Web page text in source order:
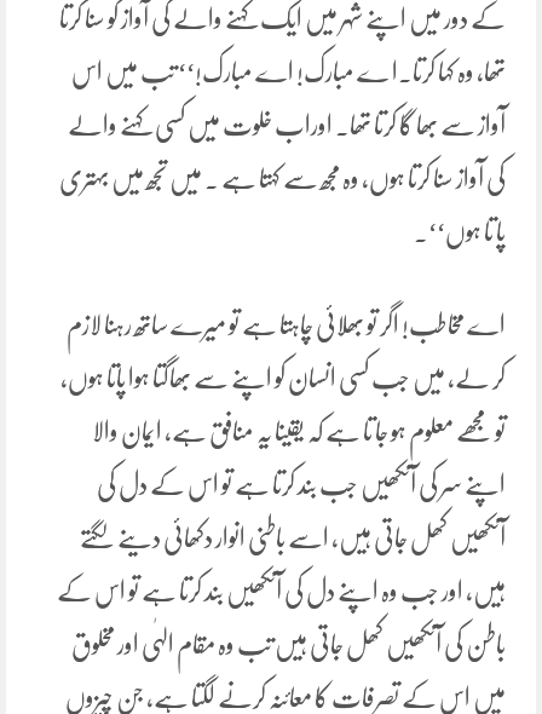
کے دور میں اپنے شہر میں ایک کہنے والے کی آواز کو سنا کرتا
تھا، وہ کہا کرتا۔ا ے مبارک! اے مبارک!‘‘ تب میں اس
آواز سے بھا گا کرتا تھا۔ اوراب خلوت میں کسی کہنے والے
کی آواز سنا کرتا ہوں، وہ مجھ سے کہتا ہے ۔ میں تجھ میں بہتری
پا تا ہوں‘‘۔
اے مخاطب! اگر تو بھلائی چاہتا ہے تو میرے ساتھ رہنا لازم
کر لے، میں جب کسی انسان کو اپنے سے بھاگتا ہوا پاتا ہوں،
تو مجھے معلوم ہو جا تا ہے کہ یقینا یہ منافق ہے، ایمان والا
اپنے سر کی آنکھیں جب بند کرتا ہے تو اس کے دل کی
آنکھیں کھل جاتی ہیں، اسے باطنی انوار دکھائی دینے لگتے
ہیں، اور جب وہ اپنے دل کی آنکھیں بند کرتا ہے تو اس کے
باطن کی آنکھیں کھل جاتی ہیں تب وہ مقام الہٰی اور مخلوق
میں اس کے تصرفات کا معائنہ کرنے لگتا ہے، جن چیزوں